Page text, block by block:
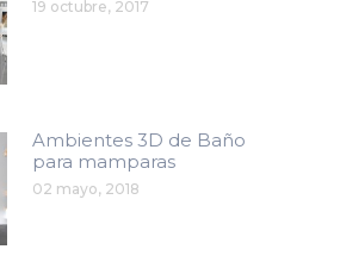
19 octubre, 2017
Ambientes 3D de Baño
para mamparas
02 mayo, 2018